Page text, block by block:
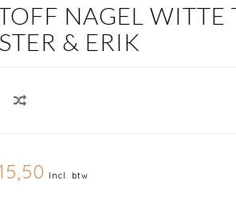
NAGEL
& ERIK
Incl. btw